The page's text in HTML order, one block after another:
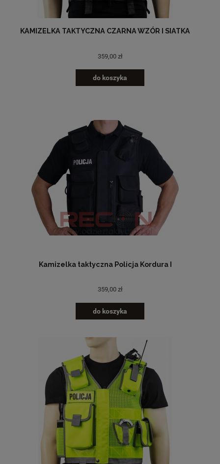
KAMIZELKA TAKTYCZNA CZARNA WZÓR I SIATKA
359,00 zł
do koszyka
Kamizelka taktyczna Policja Kordura I
359,00 zł
do koszyka